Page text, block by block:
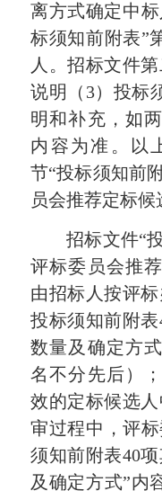
离方式确定中
标须知前附表”
人。招标文件
说明（3）投标
明和补充，如
内容为准。以
节“投标须知前
员会推荐定标候
招标文件“投
评标委员会推
由招标人按评
投标须知前附
数量及确定方
名不分先后）
效的定标候选
审过程中，评
须知前附表40
及确定方式”内